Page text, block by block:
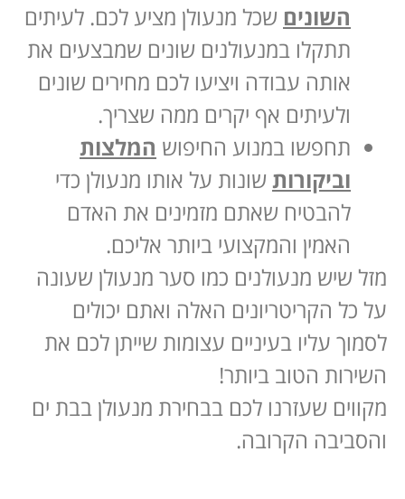
השוניםשכל מנעולן מציע לכם. לעיתים
תתקלו במנעולנים שונים שמבצעים את
אותה עבודה ויציעו לכם מחירים שונים
ולעיתים אף יקרים ממה שצריך.
תחפשו במנוע החיפושהמלצות
וביקורותשונות על אותו מנעולן כדי
להבטיח שאתם מזמינים את האדם
האמין והמקצועי ביותר אליכם.
מזל שיש מנעולנים כמו סער מנעולן שעונה
על כל הקריטריונים האלה ואתם יכולים
לסמוך עליו בעיניים עצומות שייתן לכם את
השירות הטוב ביותר!
מקווים שעזרנו לכם בבחירת מנעולן בבת ים
והסביבה הקרובה.